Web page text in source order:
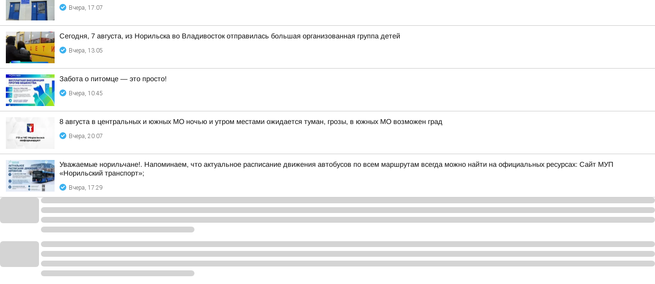
Вчера, 17:07
Сегодня, 7 августа, из Норильска во Владивосток отправилась большая организованная группа детей
Вчера, 13:05
Забота о питомце — это просто!
Вчера, 10:45
8 августа в центральных и южных МО ночью и утром местами ожидается туман, грозы, в южных МО возможен град
Вчера, 20:07
Уважаемые норильчане!. Напоминаем, что актуальное расписание движения автобусов по всем маршрутам всегда можно найти на официальных ресурсах: Сайт МУП
«Норильский транспорт»;
Вчера, 17:29